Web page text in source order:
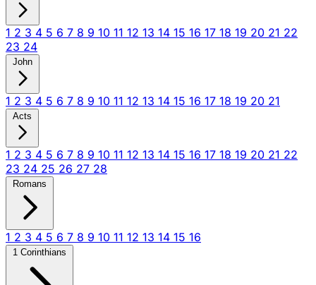
1 2 3 4 5 6 7 8 9 10 11 12 13 14 15 16 17 18 19 20 21 22
23 24
John
1 2 3 4 5 6 7 8 9 10 11 12 13 14 15 16 17 18 19 20 21
Acts
1 2 3 4 5 6 7 8 9 10 11 12 13 14 15 16 17 18 19 20 21 22
23 24 25 26 27 28
Romans
1 2 3 4 5 6 7 8 9 10 11 12 13 14 15 16
1 Corinthians